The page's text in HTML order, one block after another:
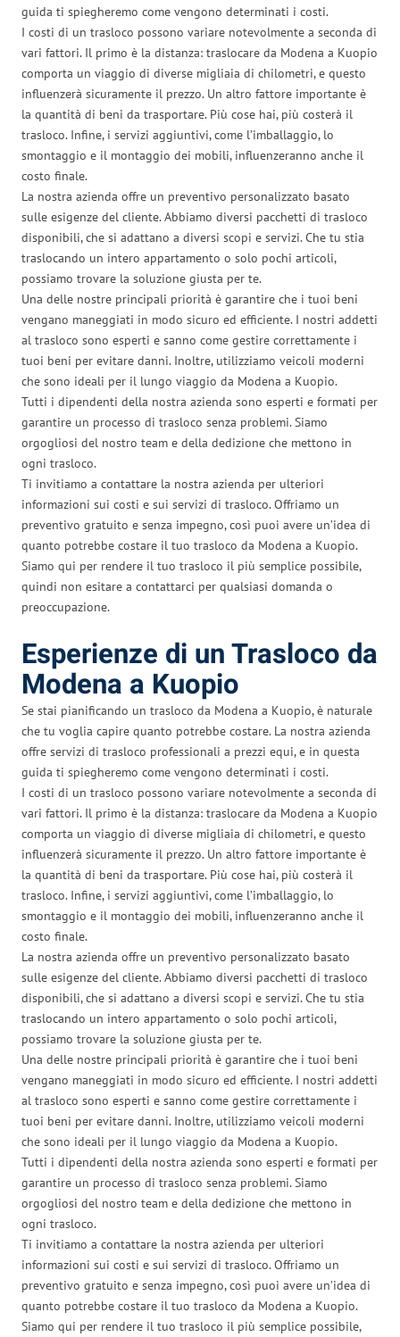
guida ti spiegheremo come vengono determinati i costi.
I costi di un trasloco possono variare notevolmente a seconda di
vari fattori. Il primo è la distanza: traslocare da Modena a Kuopio
comporta un viaggio di diverse migliaia di chilometri, e questo
influenzerà sicuramente il prezzo. Un altro fattore importante è
la quantità di beni da trasportare. Più cose hai, più costerà il
trasloco. Infine, i servizi aggiuntivi, come l’imballaggio, lo
smontaggio e il montaggio dei mobili, influenzeranno anche il
costo finale.
La nostra azienda offre un preventivo personalizzato basato
sulle esigenze del cliente. Abbiamo diversi pacchetti di trasloco
disponibili, che si adattano a diversi scopi e servizi. Che tu stia
traslocando un intero appartamento o solo pochi articoli,
possiamo trovare la soluzione giusta per te.
Una delle nostre principali priorità è garantire che i tuoi beni
vengano maneggiati in modo sicuro ed efficiente. I nostri addetti
al trasloco sono esperti e sanno come gestire correttamente i
tuoi beni per evitare danni. Inoltre, utilizziamo veicoli moderni
che sono ideali per il lungo viaggio da Modena a Kuopio.
Tutti i dipendenti della nostra azienda sono esperti e formati per
garantire un processo di trasloco senza problemi. Siamo
orgogliosi del nostro team e della dedizione che mettono in
ogni trasloco.
Ti invitiamo a contattare la nostra azienda per ulteriori
informazioni sui costi e sui servizi di trasloco. Offriamo un
preventivo gratuito e senza impegno, così puoi avere un’idea di
quanto potrebbe costare il tuo trasloco da Modena a Kuopio.
Siamo qui per rendere il tuo trasloco il più semplice possibile,
quindi non esitare a contattarci per qualsiasi domanda o
preoccupazione.
Esperienze di un Trasloco da
Modena a Kuopio
Se stai pianificando un trasloco da Modena a Kuopio, è naturale
che tu voglia capire quanto potrebbe costare. La nostra azienda
offre servizi di trasloco professionali a prezzi equi, e in questa
guida ti spiegheremo come vengono determinati i costi.
I costi di un trasloco possono variare notevolmente a seconda di
vari fattori. Il primo è la distanza: traslocare da Modena a Kuopio
comporta un viaggio di diverse migliaia di chilometri, e questo
influenzerà sicuramente il prezzo. Un altro fattore importante è
la quantità di beni da trasportare. Più cose hai, più costerà il
trasloco. Infine, i servizi aggiuntivi, come l’imballaggio, lo
smontaggio e il montaggio dei mobili, influenzeranno anche il
costo finale.
La nostra azienda offre un preventivo personalizzato basato
sulle esigenze del cliente. Abbiamo diversi pacchetti di trasloco
disponibili, che si adattano a diversi scopi e servizi. Che tu stia
traslocando un intero appartamento o solo pochi articoli,
possiamo trovare la soluzione giusta per te.
Una delle nostre principali priorità è garantire che i tuoi beni
vengano maneggiati in modo sicuro ed efficiente. I nostri addetti
al trasloco sono esperti e sanno come gestire correttamente i
tuoi beni per evitare danni. Inoltre, utilizziamo veicoli moderni
che sono ideali per il lungo viaggio da Modena a Kuopio.
Tutti i dipendenti della nostra azienda sono esperti e formati per
garantire un processo di trasloco senza problemi. Siamo
orgogliosi del nostro team e della dedizione che mettono in
ogni trasloco.
Ti invitiamo a contattare la nostra azienda per ulteriori
informazioni sui costi e sui servizi di trasloco. Offriamo un
preventivo gratuito e senza impegno, così puoi avere un’idea di
quanto potrebbe costare il tuo trasloco da Modena a Kuopio.
Siamo qui per rendere il tuo trasloco il più semplice possibile,